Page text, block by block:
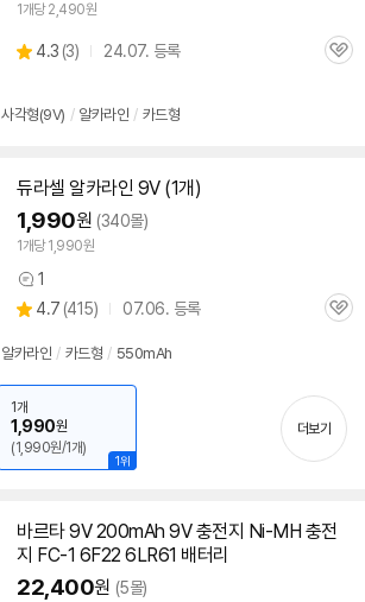
1개당 2,490원
별
4.3 (상
3) 24.07. 등록
관
사각형(9V) / 알카라인 / 카드형
듀라셀 알카라인 9V (1개)
1,990원 (340몰)
1개당 1,990원
상
품
견
1
별
점
4.7 (상
리
뷰
415) 07.06. 등록
관
알카라인 / 카드형 / 550mAh
1위
1개
1,990원
(1,990원/1개)
더보기
바르타 9V 200mAh 9V 충전지 Ni-MH 충전
지 FC-1 6F22 6LR61 배터리
22,400원 (5몰)